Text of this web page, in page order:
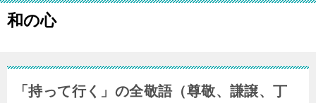
和の心
「持って行く」の全敬語（尊敬、謙譲、丁